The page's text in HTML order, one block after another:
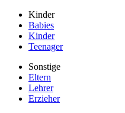
Kinder
Babies
Kinder
Teenager
Sonstige
Eltern
Lehrer
Erzieher